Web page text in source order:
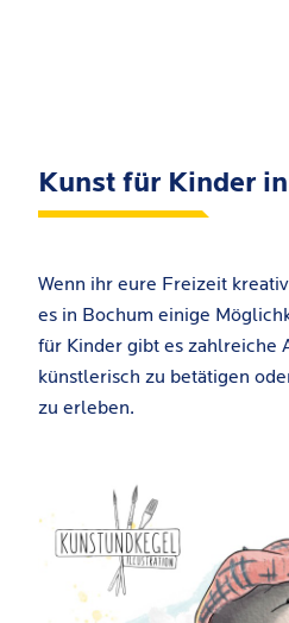
Kunst für Kinder
Wenn ihr eure Freizeit
es in Bochum einige
für Kinder gibt es zahlreiche
künstlerisch zu betätigen
zu erleben.